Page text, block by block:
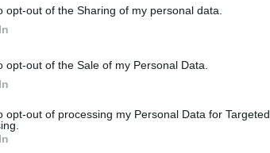
opt-out of the Sharing of my personal data.
opt-out of the Sale of my Personal Data.
opt-out of processing my Personal Data for Targeted
προς την παραλία, πέφτοντας
χρησιμοποιείται ως αποθηκευτικός
να τραυματιστεί σοβαρά στο κεφάλι
ΔΙΑΦΗΜΙΣΗ